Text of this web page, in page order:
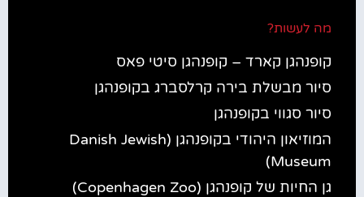
מה לעשות?
קופנהגן קארד – קופנהגן סיטי פאס
סיור מבשלת בירה קרלסברג בקופנהגן
סיור סגווי בקופנהגן
המוזיאון היהודי בקופנהגן (Danish Jewish
Museum)
גן החיות של קופנהגן (Copenhagen Zoo)